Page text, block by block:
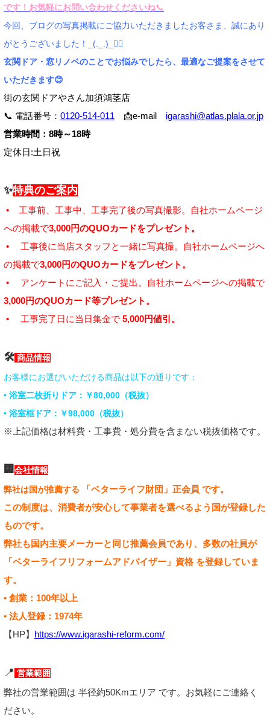
です！お気軽にお問い合わせくださいね📞
今回、ブログの写真掲載にご協力いただきましたお客さま、誠にあり
がとうございました！_(._.)_🙂‍↕️
玄関ドア・窓リノベのことでお悩みでしたら、最適なご提案をさせて
いただきます😊
街の玄関ドアやさん加須鴻茎店
📞 電話番号： 0120-514-011 📩e-mail igarashi@atlas.plala.or.jp
営業時間：8時～18時
定休日:土日祝
✨特典のご案内
•
工事前、工事中、工事完了後の写真撮影。自社ホームページ
への掲載で3,000円のQUOカードをプレゼント。
•
工事後に当店スタッフと一緒に写真撮。自社ホームページへ
の掲載で3,000円のQUOカードをプレゼント。
• アンケートにご記入・ご提出。自社ホームページへの掲載で
3,000円のQUOカード等プレゼント。
•
工事完了日に当日集金で 5,000円値引。
🛠 商品情報
お客様にお選びいただける商品は以下の通りです：
• 浴室二枚折りドア：￥80,000（税抜）
• 浴室框ドア：￥98,000（税抜）
※上記価格は材料費・工事費・処分費を含まない税抜価格です。
🏢 会社情報
弊社は国が推薦する 「ベターライフ財団」正会員 です。
この制度は、消費者が安心して事業者を選べるよう国が登録した
ものです。
弊社も国内主要メーカーと同じ推薦会員であり、多数の社員が
「ベターライフリフォームアドバイザー」資格 を登録していま
す。
• 創業：100年以上
• 法人登録：1974年
【HP】 https://www.igarashi-reform.com/
📍 営業範囲
弊社の営業範囲は 半径約50Kmエリア です。お気軽にご連絡く
ださい。